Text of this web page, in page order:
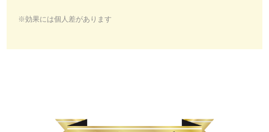
※効果には個人差があります